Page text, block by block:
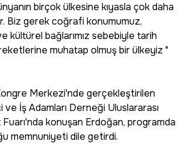
birçok ülkesine kıyasla çok daha
Biz gerek coğrafi konumumuz,
kültürel bağlarımız sebebiyle tarih
muhatap olmuş bir ülkeyiz "
Merkezi'nde gerçekleştirilen
İş Adamları Derneği Uluslararası
konuşan Erdoğan, programda
memnuniyeti dile getirdi.